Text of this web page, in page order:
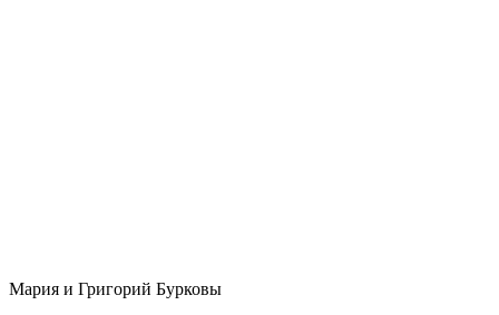
Мария и Григорий Бурковы